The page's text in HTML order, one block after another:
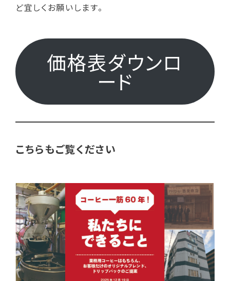
ど宜しくお願いします。
価格表ダウンロ
ード
こちらもご覧ください